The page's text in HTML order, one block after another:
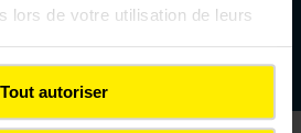
lors de votre utilisation de leurs
Tout autoriser